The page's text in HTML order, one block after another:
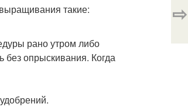
такие:
рано утром либо
без опрыскивания. Когда
⇨